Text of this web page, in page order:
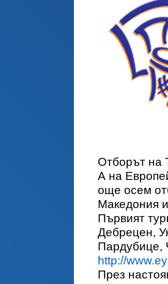
Отборът на
А на
още осем
Македония
Първият
Дебрецен,
Пардубице,
http://
През